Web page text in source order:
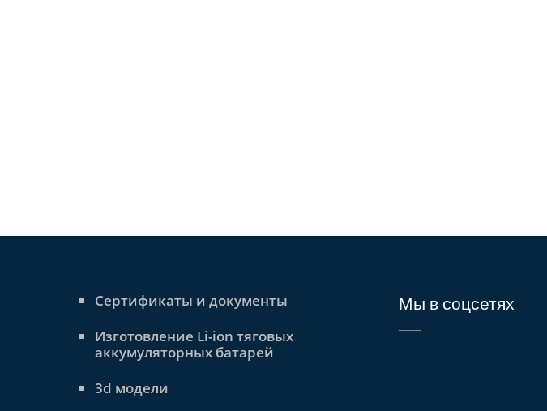
Сертификаты и документы
Изготовление Li-ion тяговых
аккумуляторных батарей
3d модели
Мы в соцсетях